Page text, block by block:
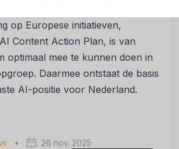
op Europese initiatieven,
Content Action Plan, is van
optimaal mee te kunnen doen in
Daarmee ontstaat de basis
AI-positie voor Nederland.
• 26 nov. 2025